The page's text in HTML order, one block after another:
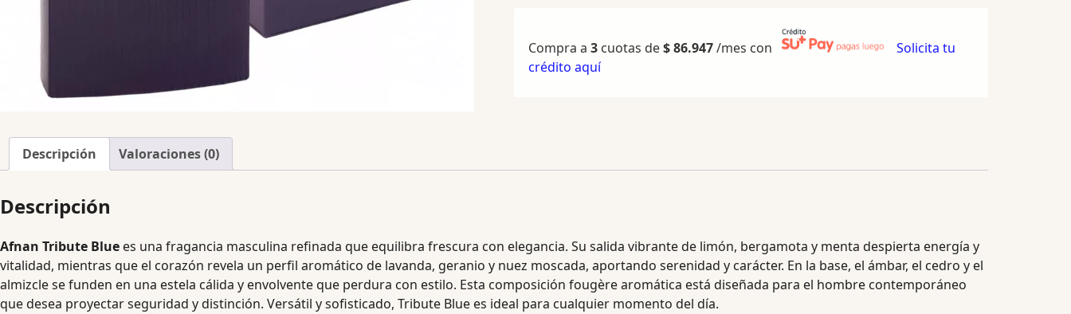
Compra a 3cuotas de$86.947/mes con
Solicita tu
crédito aquí
Descripción Valoraciones (0)
Descripción
Afnan Tribute Blue es una fragancia masculina refinada que equilibra frescura con elegancia. Su salida vibrante de limón, bergamota y menta despierta energía y
vitalidad, mientras que el corazón revela un perfil aromático de lavanda, geranio y nuez moscada, aportando serenidad y carácter. En la base, el ámbar, el cedro y el
almizcle se funden en una estela cálida y envolvente que perdura con estilo. Esta composición fougère aromática está diseñada para el hombre contemporáneo
que desea proyectar seguridad y distinción. Versátil y sofisticado, Tribute Blue es ideal para cualquier momento del día.